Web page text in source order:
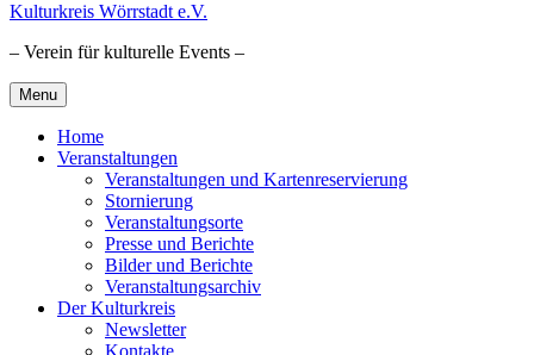
Kulturkreis Wörrstadt e.V.
– Verein für kulturelle Events –
Menu
Home
Veranstaltungen
Veranstaltungen und Kartenreservierung
Stornierung
Veranstaltungsorte
Presse und Berichte
Bilder und Berichte
Veranstaltungsarchiv
Der Kulturkreis
Newsletter
Kontakte